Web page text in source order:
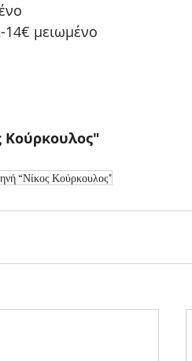
14€ μειωμένο
Κούρκουλος"
“Νίκος Κούρκουλος"